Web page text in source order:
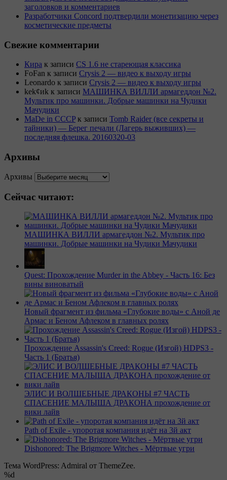
заголовков и комментариев
Разработчики Concord подтвердили монетизацию через
косметические предметы
Свежие комментарии
Кира к записи CS 1.6 не стареющая классика
FoFan к записи Crysis 2 — видео к выходу игры
Leonardo к записи Crysis 2 — видео к выходу игры
kek¢иk к записи МАШИНКА ВИЛЛИ армагеддон №2.
Мультик про машинки. Добрые машинки на Чудики
Мачудики
MaDe in CCCP к записи Tomb Raider (все секреты и
тайники) — Берег печали (Лагерь выживших) —
последняя флешка. 20160320-03
Архивы
Архивы
Сейчас читают:
МАШИНКА ВИЛЛИ армагеддон №2. Мультик про
машинки. Добрые машинки на Чудики Мачудики
Quest: Прохождение Murder in the Abbey - Часть 16: Без
вины виноватый
Новый фрагмент из фильма «Глубокие воды» с Аной де
Армас и Беном Афлеком в главных ролях
Прохождение Assassin's Creed: Rogue (Изгой) HDPS3 -
Часть 1 (Братья)
ЭЛИС И ВОЛШЕБНЫЕ ДРАКОНЫ #7 ЧАСТЬ
СПАСЕНИЕ МАЛЫША ДРАКОНА прохождение от
вики лайв
Path of Exile - упоротая компания идёт на 3й акт
Dishonored: The Brigmore Witches - Мёртвые угри
Тема WordPress: Admiral от ThemeZee.
%d